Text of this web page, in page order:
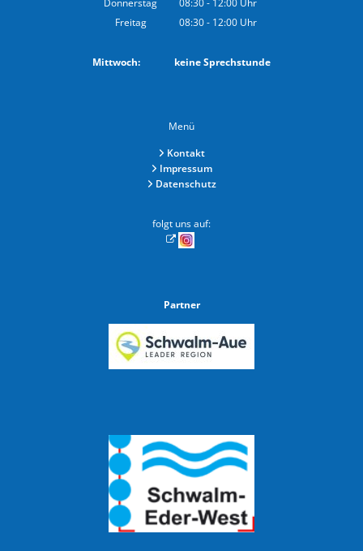
Donnerstag 08:30- 12:00 Uhr
Von 08:30 bis 12:00 Uhr
Freitag 08:30- 12:00 Uhr
Mittwoch: keine Sprechstunde
Menü
Kontakt
Impressum
Datenschutz
folgt uns auf:
Partner